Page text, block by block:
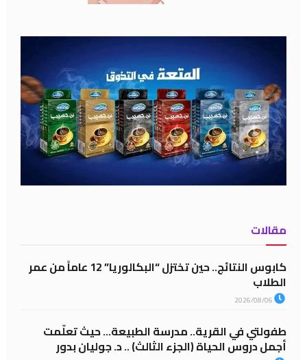
مقالات
كابوس النتائج.. حين تختزل “البكالوريا” 12 عاماً من عمر
الطلاب
طفولتي في القرية.. مدرسة الطبيعة… حيث تعلّمت
أجمل دروس الحياة (الجزء الثالث) .. د. جوليان بدور